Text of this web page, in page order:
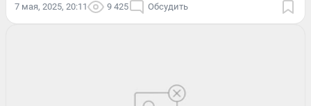
7 мая, 2025, 20:11 9 425 Обсудить